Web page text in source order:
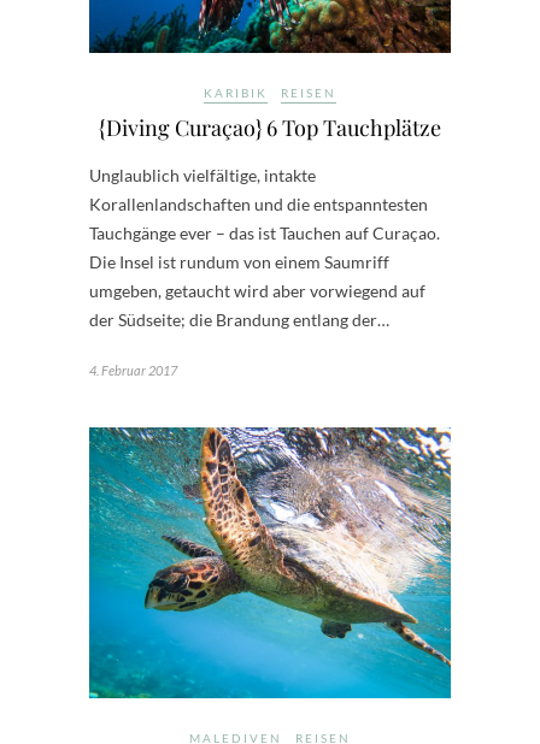
KARIBIK REISEN
{Diving Curaçao} 6 Top Tauchplätze
Unglaublich vielfältige, intakte
Korallenlandschaften und die entspanntesten
Tauchgänge ever – das ist Tauchen auf Curaçao.
Die Insel ist rundum von einem Saumriff
umgeben, getaucht wird aber vorwiegend auf
der Südseite; die Brandung entlang der…
4. Februar 2017
MALEDIVEN REISEN